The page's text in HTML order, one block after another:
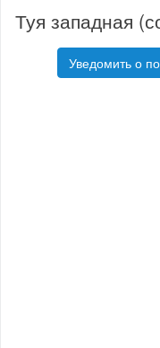
Туя западная
Уведомить о